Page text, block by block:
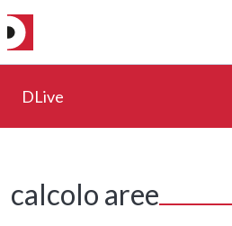
DLive
calcolo aree